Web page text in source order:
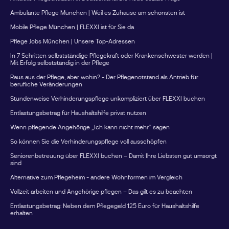
Kombination aussehenFrau Müller pflegt ihren Vater mit
im Alltag nutzt sie den monatlichen Entlastungsbetrag für
eine anerkannte Betreuungskraft.Zusätzlich fährt sie
einmal im Jahr für eine Woche in den Urlaub.Während
dieser Zeit übernimmt eine Ersatzpflegeperson die
Betreuung ihres Vaters. Die Kosten werden über die
Verhinderungspflege abgerechnet.So werden beide
Leistungen für unterschiedliche Zwecke genutzt, ohne
dass sie sich gegenseitig beeinflussen.Nicht genutzte
wissen nicht, dass der Entlastungsbetrag angespart
werden kann.Nicht genutzte Beträge eines
Kalenderjahres können grundsätzlich noch bis zum 30.
Ansprüche regelmäßig überprüft, kann dadurch
zusätzliche Unterstützung finanzieren.Welche Leistungen
nach Bundesland und Anbieter können beispielsweise
Ambulante Pflege München | Weil es Zuhause am schönsten ist
Mobile Pflege München | FLEXXI ist für Sie da
Pflege Jobs München | Unsere Top-Adressen
In 7 Schritten selbstständige Pflegekraft oder Krankenschwester werden |
Mit Erfolg selbstständig in der Pflege
Raus aus der Pflege, aber wohin? - Der Pflegenotstand als Antrieb für
berufliche Veränderungen
Stundenweise Verhinderungspflege unkompliziert über FLEXXI buchen
Entlastungsbetrag für Haushaltshilfe privat nutzen
Wenn pflegende Angehörige „Ich kann nicht mehr“ sagen
So können Sie die Verhinderungspflege voll ausschöpfen
Seniorenbetreuung über FLEXXI buchen – Damit Ihre Liebsten gut umsorgt
sind
Alternative zum Pflegeheim - andere Wohnformen im Vergleich
Vollzeit arbeiten und Angehörige pflegen – Das gilt es zu beachten
Entlastungsbetrag: Neben dem Pflegegeld 125 Euro für Haushaltshilfe
erhalten